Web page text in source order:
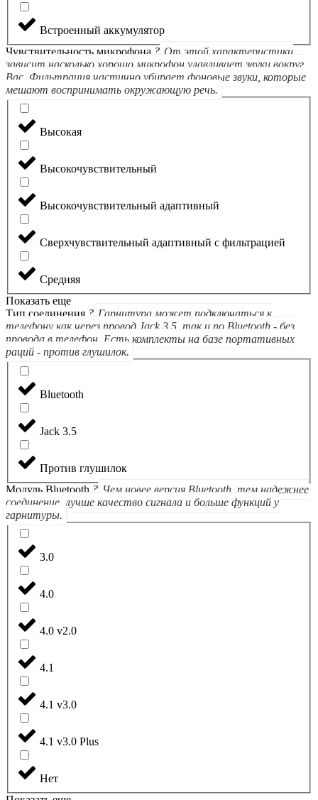
Встроенный аккумулятор
Чувствительность микрофона ? От этой характеристики
зависит насколько хорошо микрофон улавливает звуки вокруг
Вас. Фильтрация частично убирает фоновые звуки, которые
мешают воспринимать окружающую речь.
Высокая
Высокочувствительный
Высокочувствительный адаптивный
Сверхчувствительный адаптивный с фильтрацией
Средняя
Показать еще
Тип соединения ? Гарнитура может подключаться к
телефону как через провод Jack 3.5, так и по Bluetooth - без
провода в телефон. Есть комплекты на базе портативных
раций - против глушилок.
Bluetooth
Jack 3.5
Против глушилок
Модуль Bluetooth ? Чем новее версия Bluetooth, тем надежнее
соединение, лучше качество сигнала и больше функций у
гарнитуры.
3.0
4.0
4.0 v2.0
4.1
4.1 v3.0
4.1 v3.0 Plus
Нет